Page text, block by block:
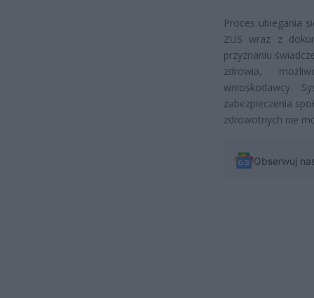
Proces ubiegania
ZUS wraz z
przyznaniu
zdrowia,
wnioskodawcy.
zabezpieczenia
zdrowotnych nie
Obserwuj